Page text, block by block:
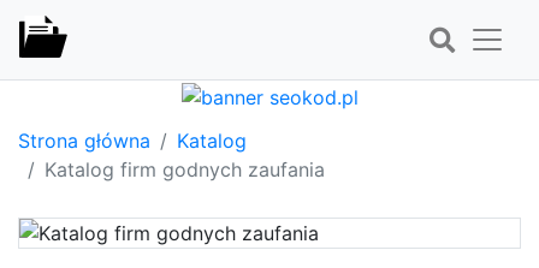
Strona główna
Katalog
Katalog firm godnych zaufania